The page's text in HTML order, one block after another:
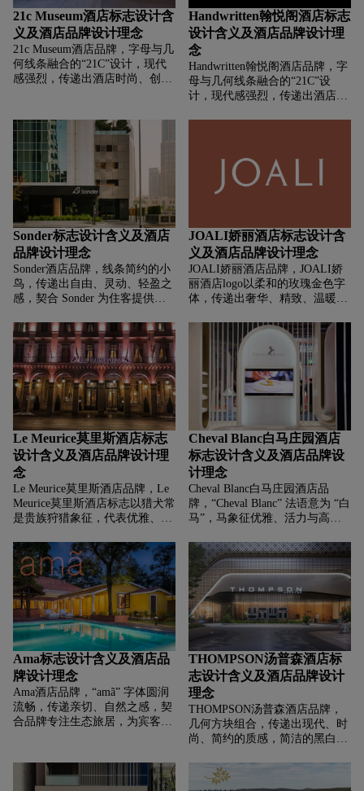
的服务。字体设计兼具优雅与亲
和力，“ANGSANA” 源自巴厘岛
语，本意有 “小亭子” 之意，代
表着休憩、放松的空间，传递出
温馨、舒适的品牌氛围。
21c Museum酒店标志设计含
义及酒店品牌设计理念
21c Museum酒店品牌，‌‌‌字母与几
何线条融合的“21C”设计，现代
感强烈，传递出酒店时尚、创新
合，塑造出既现代又具文化质感
的品牌形象。
Handwritten翰悦阁酒店标志
设计含义及酒店品牌设计理
念
Handwritten翰悦阁酒店品牌，‌‌‌字
母与几何线条融合的“21C”设
计，现代感强烈，传递出酒店时
Sonder标志设计含义及酒店
品牌设计理念
Sonder酒店品牌，‌‌‌线条简约的小
鸟，传递出自由、灵动、轻盈之
感，契合 Sonder 为住客提供灵
住客能在旅途中如小鸟般自由探
索，享受随性、自在的居住感
受。字体简洁现代，“Sonder” 一
词本身有 “意识到每个人的人生
都充满独特。
JOALI娇丽酒店标志设计含
义及酒店品牌设计理念
JOALI娇丽酒店品牌，‌‌‌JOALI娇
丽酒店logo以柔和的玫瑰金色字
体，传递出奢华、精致、温暖的
简洁的“JOALI”名称呈现，强化
品牌辨识度，传递出品牌独特
Le Meurice莫里斯酒店标志
设计含义及酒店品牌设计理
念
Le Meurice莫里斯酒店品牌，‌‌‌Le
Meurice莫里斯酒店标志以猎犬常
是贵族狩猎象征，代表优雅、高
华，传递王室般高端体验，彰显
顶级品质。图案中间是“M”首字
母，强化品牌识别，加深记忆
点。增添精致感与仪式感，经典
字体传递稳重、高端，依托巴黎
的时尚、艺术底蕴，提升品牌附
加值，诠释酒店身处艺术之都的
独特气质。
Cheval Blanc白马庄园酒店
标志设计含义及酒店品牌设
计理念
Cheval Blanc白马庄园酒店品
牌，‌‌‌“Cheval Blanc” 法语意为 “白
马”，马象征优雅、活力与高
态传递动感、进取，呼应高雪维
尔作为顶级滑雪胜地的运动活
力，也展现酒店追求卓越、为宾
客带来精彩体验的理念。
Ama标志设计含义及酒店品
牌设计理念
Ama酒店品牌，‌‌‌“amã” 字体圆润
流畅，传递亲切、自然之感，契
合品牌专注生态旅居，为宾客营
。
THOMPSON汤普森酒店标
志设计含义及酒店品牌设计
理念
THOMPSON汤普森酒店品牌，‌‌‌
几何方块组合，传递出现代、时
尚、简约的质感，简洁的黑白配
卫、精致的氛围，呼应汤普森酒
店注重设计感与潮流体验的理